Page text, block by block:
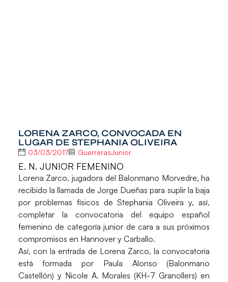
LORENA ZARCO, CONVOCADA EN
LUGAR DE STEPHANIA OLIVEIRA
03/03/2017 GuerrerasJunior
E. N. JUNIOR FEMENINO
Lorena Zarco, jugadora del Balonmano Morvedre, ha
recibido la llamada de Jorge Dueñas para suplir la baja
por problemas físicos deStephania Oliveira y, así,
completar la convocatoria del equipo español
femenino de categoría junior de cara a sus próximos
compromisos en Hannover y Carballo.
Así, con la entrada de Lorena Zarco, la convocatoria
está formada por Paula Alonso (Balonmano
Castellón) y Nicole A. Morales (KH-7 Granollers) en